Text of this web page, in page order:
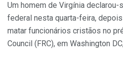
Um homem de Virgínia declarou-
federal nesta quarta-feira,
matar funcionários cristãos no
Council (FRC), em Washington